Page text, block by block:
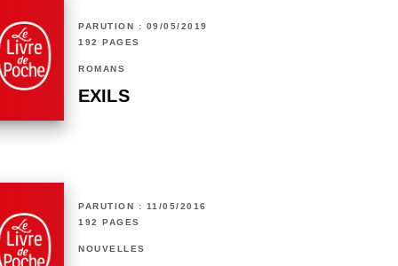
PARUTION : 09/05/2019
192 PAGES
ROMANS
EXILS
PARUTION : 11/05/2016
192 PAGES
NOUVELLES